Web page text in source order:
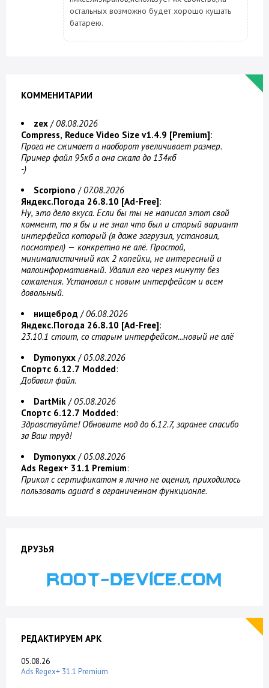
остальных возможно будет хорошо кушать
батарею.
КОММЕНИТАРИИ
zex /08.08.2026
Compress, Reduce Video Size v1.4.9 [Premium]:
Прога не сжимает а наоборот увеличивает размер.
Пример файл 95кб а она сжала до 134кб
-)
Scorpiono /07.08.2026
Яндекс.Погода 26.8.10 [Ad-Free]:
Ну, это дело вкуса. Если бы ты не написал этот свой
коммент, то я бы и не знал что был и старый вариант
интерфейса который (я даже загрузил, установил,
посмотрел) — конкретно не алё. Простой,
минималистичный как 2 копейки, не интересный и
малоинформативный. Удалил его через минуту без
сожаления. Установил с новым интерфейсом и всем
довольный.
нищеброд /06.08.2026
Яндекс.Погода 26.8.10 [Ad-Free]:
23.10.1 стоит, со старым интерфейсом...новый не алё
Dymonyxx /05.08.2026
Спортс 6.12.7 Modded:
Добавил файл.
DartMik /05.08.2026
Спортс 6.12.7 Modded:
Здравствуйте! Обновите мод до 6.12.7, заранее спасибо
за Ваш труд!
Dymonyxx /05.08.2026
Ads Regex+ 31.1 Premium:
Прикол с сертификатом я лично не оценил, приходилось
пользовать aguard в ограниченном функционле.
ДРУЗЬЯ
РЕДАКТИРУЕМ APK
05.08.26
Ads Regex+ 31.1 Premium